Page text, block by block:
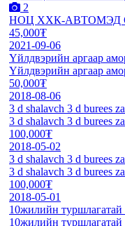
2
НОЦ ХХК-АВТОМЭД
45,000₮
2021-09-06
Үйлдвэрийн аргаар
Үйлдвэрийн аргаар
50,000₮
2018-08-06
3 d shalavch 3 d burees
3 d shalavch 3 d burees
100,000₮
2018-05-02
3 d shalavch 3 d burees
3 d shalavch 3 d burees
100,000₮
2018-05-01
10жилийн
10жилийн